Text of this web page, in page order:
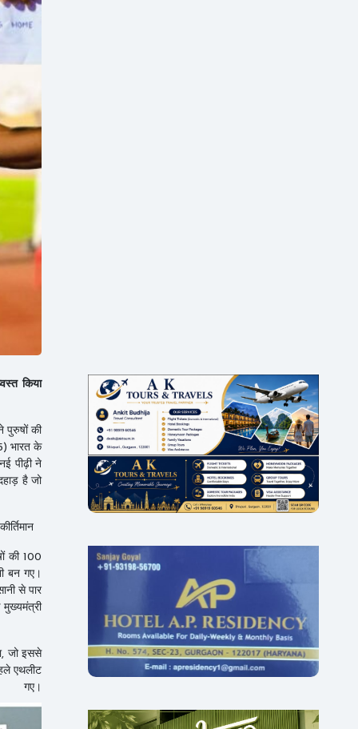
किया
पुरुषों की
भारत के
पीढ़ी ने
है जो
की 100
बन गए।
से पार
जो इससे
एथलीट